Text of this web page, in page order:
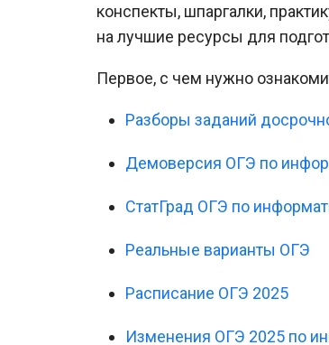
конспекты, шпаргалки,
на лучшие ресурсы для
Первое, с чем нужно
Разборы заданий
Демоверсия ОГЭ по
СтатГрад ОГЭ по
Реальные варианты ОГЭ
Расписание ОГЭ 2025
Изменения ОГЭ 2025 по